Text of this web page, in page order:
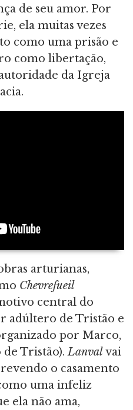
de seu amor. Por
ela muitas vezes
como uma prisão e
como libertação,
da Igreja
arturianas,
Chevrefueil
central do
adúltero de Tristão e
por Marco,
de Tristão).Lanvalvai
o casamento
uma infeliz
ela não ama,